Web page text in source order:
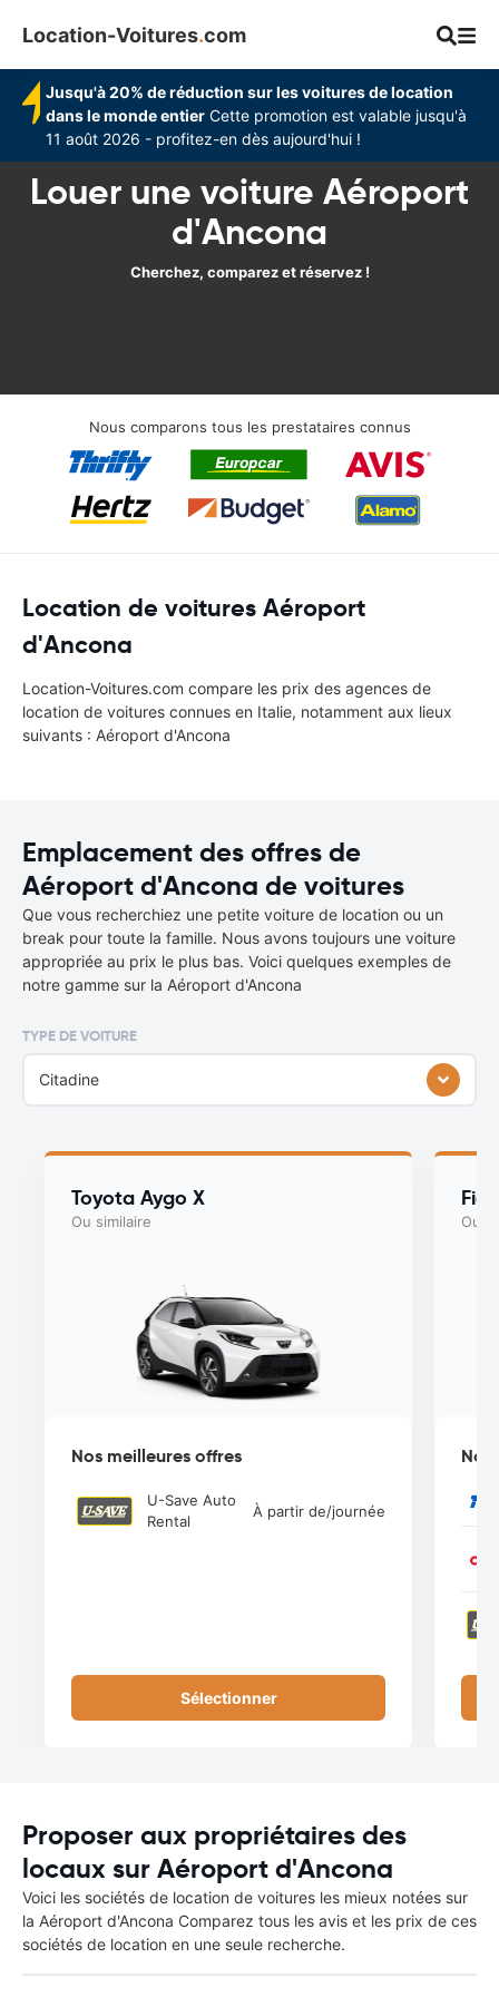
Location-Voitures.com
Jusqu'à 20% de réduction sur les voitures de location
dans le monde entier Cette promotion est valable jusqu'à
11 août 2026 - profitez-en dès aujourd'hui !
Louer une voiture Aéroport
d'Ancona
Cherchez, comparez et réservez !
Nous comparons tous les prestataires connus
Location de voitures Aéroport
d'Ancona
Location-Voitures.com compare les prix des agences de
location de voitures connues en Italie, notamment aux lieux
suivants : Aéroport d'Ancona
Emplacement des offres de
Aéroport d'Ancona de voitures
Que vous recherchiez une petite voiture de location ou un
break pour toute la famille. Nous avons toujours une voiture
appropriée au prix le plus bas. Voici quelques exemples de
notre gamme sur la Aéroport d'Ancona
TYPE DE VOITURE
Citadine
Toyota Aygo X
Ou similaire
Nos meilleures offres
U-Save Auto
Rental
À partir de/journée
Sélectionner
Ou
Nos
Proposer aux propriétaires des
locaux sur Aéroport d'Ancona
Voici les sociétés de location de voitures les mieux notées sur
la Aéroport d'Ancona Comparez tous les avis et les prix de ces
sociétés de location en une seule recherche.